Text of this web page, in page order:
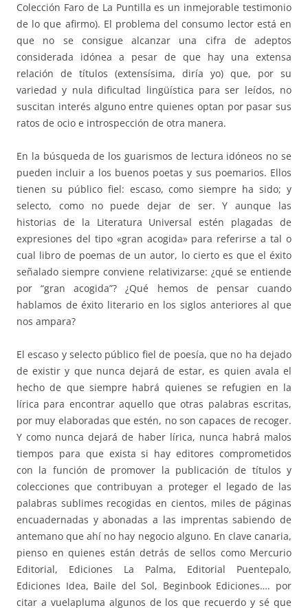
Colección Faro de La Puntilla es un inmejorable testimonio
de lo que afirmo). El problema del consumo lector está en
que no se consigue alcanzar una cifra de adeptos
considerada idónea a pesar de que hay una extensa
relación de títulos (extensísima, diría yo) que, por su
variedad y nula dificultad lingüística para ser leídos, no
suscitan interés alguno entre quienes optan por pasar sus
ratos de ocio e introspección de otra manera.
En la búsqueda de los guarismos de lectura idóneos no se
pueden incluir a los buenos poetas y sus poemarios. Ellos
tienen su público fiel: escaso, como siempre ha sido; y
selecto, como no puede dejar de ser. Y aunque las
historias de la Literatura Universal estén plagadas de
expresiones del tipo «gran acogida» para referirse a tal o
cual libro de poemas de un autor, lo cierto es que el éxito
señalado siempre conviene relativizarse: ¿qué se entiende
por “gran acogida”? ¿Qué hemos de pensar cuando
hablamos de éxito literario en los siglos anteriores al que
nos ampara?
El escaso y selecto público fiel de poesía, que no ha dejado
de existir y que nunca dejará de estar, es quien avala el
hecho de que siempre habrá quienes se refugien en la
lírica para encontrar aquello que otras palabras escritas,
por muy elaboradas que estén, no son capaces de recoger.
Y como nunca dejará de haber lírica, nunca habrá malos
tiempos para que exista si hay editores comprometidos
con la función de promover la publicación de títulos y
colecciones que contribuyan a proteger el legado de las
palabras sublimes recogidas en cientos, miles de páginas
encuadernadas y abonadas a las imprentas sabiendo de
antemano que ahí no hay negocio alguno. En clave canaria,
pienso en quienes están detrás de sellos como Mercurio
Editorial, Ediciones La Palma, Editorial Puentepalo,
Ediciones Idea, Baile del Sol, Beginbook Ediciones…. por
citar a vuelapluma algunos de los que recuerdo y sé que